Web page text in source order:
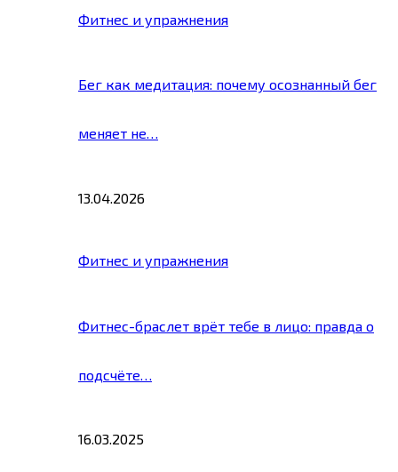
Фитнес и упражнения
Бег как медитация: почему осознанный бег
меняет не…
13.04.2026
Фитнес и упражнения
Фитнес-браслет врёт тебе в лицо: правда о
подсчёте…
16.03.2025